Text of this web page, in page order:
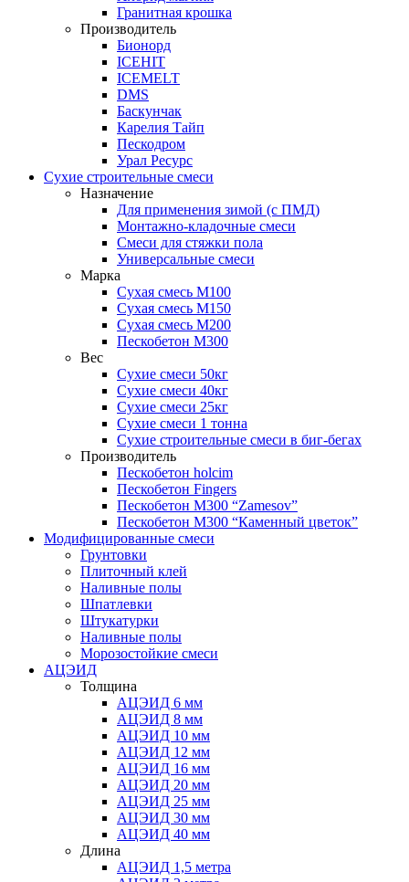
Гранитная крошка
Производитель
Бионорд
ICEHIT
ICEMELT
DMS
Баскунчак
Карелия Тайп
Пескодром
Урал Ресурс
Сухие строительные смеси
Назначение
Для применения зимой (с ПМД)
Монтажно-кладочные смеси
Смеси для стяжки пола
Универсальные смеси
Марка
Сухая смесь М100
Сухая смесь М150
Сухая смесь М200
Пескобетон М300
Вес
Сухие смеси 50кг
Сухие смеси 40кг
Сухие смеси 25кг
Сухие смеси 1 тонна
Сухие строительные смеси в биг-бегах
Производитель
Пескобетон holcim
Пескобетон Fingers
Пескобетон М300 “Zamesov”
Пескобетон М300 “Каменный цветок”
Модифицированные смеси
Грунтовки
Плиточный клей
Наливные полы
Шпатлевки
Штукатурки
Наливные полы
Морозостойкие смеси
АЦЭИД
Толщина
АЦЭИД 6 мм
АЦЭИД 8 мм
АЦЭИД 10 мм
АЦЭИД 12 мм
АЦЭИД 16 мм
АЦЭИД 20 мм
АЦЭИД 25 мм
АЦЭИД 30 мм
АЦЭИД 40 мм
Длина
АЦЭИД 1,5 метра